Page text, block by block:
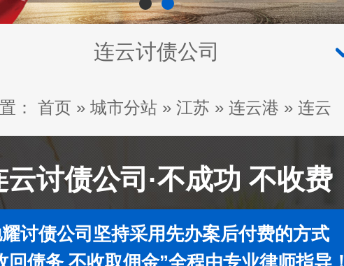
连云讨债公司
： 首页 » 城市分站» 江苏 » 连云港 » 连云
云讨债公司·不成功 不收费
讨债公司坚持采用先办案后付费的方式
回债务 不收取佣金”全程由专业律师指导！